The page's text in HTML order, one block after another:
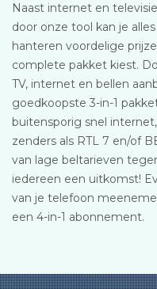
Naast internet en
door onze tool kan je
hanteren voordelige
complete pakket kiest.
TV, internet en bellen
goedkoopste 3-in-1
buitensporig snel
zenders als RTL 7 en/of
van lage beltarieven
iedereen een uitkomst!
van je telefoon
een 4-in-1 abonnement.